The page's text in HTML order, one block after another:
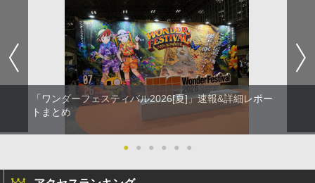
「ワンダーフェスティバル2026[夏]」速報&詳細レポー
トまとめ
● ● ● ● ● ●